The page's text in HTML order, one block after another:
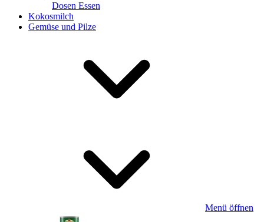
Dosen Essen
Kokosmilch
Gemüse und Pilze
Menü öffnen